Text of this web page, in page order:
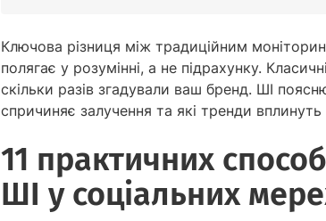
Ключова різниця між традиційним
полягає у розумінні, а не підрахунку.
скільки разів згадували ваш бренд. ШІ
спричиняє залучення та які тренди
11 практичних
ШІ у соціальних